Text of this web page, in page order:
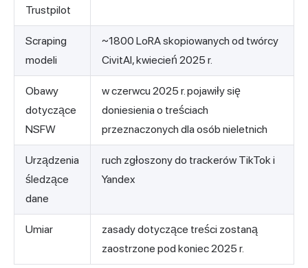
Trustpilot
Scraping
modeli
~1800 LoRA skopiowanych od twórcy
CivitAI, kwiecień 2025 r.
Obawy
dotyczące
NSFW
w czerwcu 2025 r. pojawiły się
doniesienia o treściach
przeznaczonych dla osób nieletnich
Urządzenia
śledzące
dane
ruch zgłoszony do trackerów TikTok i
Yandex
Umiar
zasady dotyczące treści zostaną
zaostrzone pod koniec 2025 r.